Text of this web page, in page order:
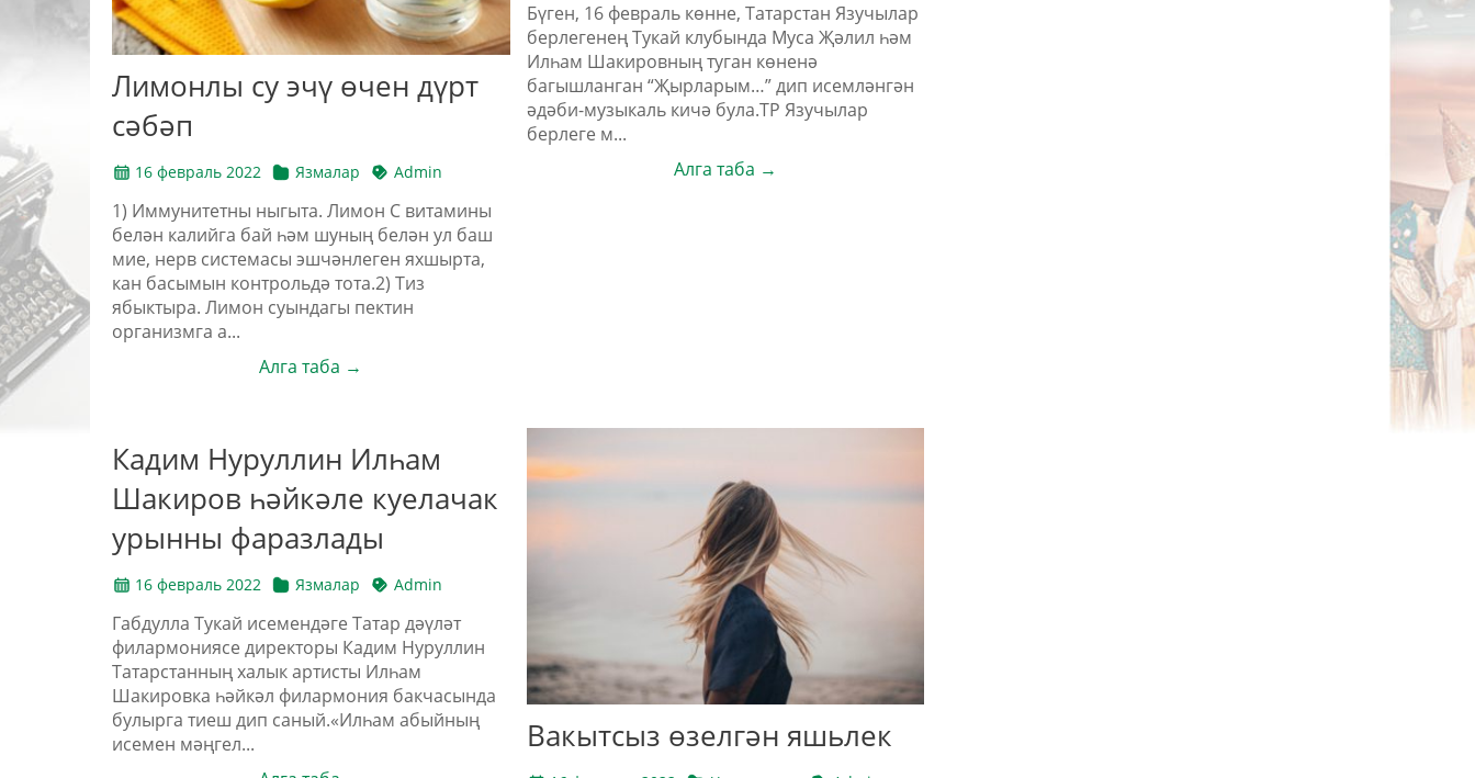
Лимонлы су эчү өчен дүрт
сәбәп
16 февраль 2022 Язмалар Admin
1) Иммунитетны ныгыта. Лимон С витамины
белән калийга бай һәм шуның белән ул баш
мие, нерв системасы эшчәнлеген яхшырта,
кан басымын контрольдә тота.2) Тиз
ябыктыра. Лимон суындагы пектин
организмга а...
Алга таба →
Бүген, 16 февраль көнне, Татарстан Язучылар
берлегенең Тукай клубында Муса Җәлил һәм
Илһам Шакировның туган көненә
багышланган “Җырларым…” дип исемләнгән
әдәби-музыкаль кичә була.ТР Язучылар
берлеге м...
Алга таба →
Кадим Нуруллин Илһам
Шакиров һәйкәле куелачак
урынны фаразлады
16 февраль 2022 Язмалар Admin
Габдулла Тукай исемендәге Татар дәүләт
филармониясе директоры Кадим Нуруллин
Татарстанның халык артисты Илһам
Шакировка һәйкәл филармония бакчасында
булырга тиеш дип саный.«Илһам абыйның
исемен мәңгел...
Вакытсыз өзелгән яшьлек